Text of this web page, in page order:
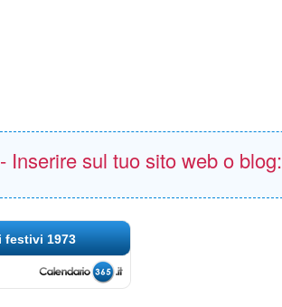
Inserire sul tuo sito web o blog:
festivi 1973